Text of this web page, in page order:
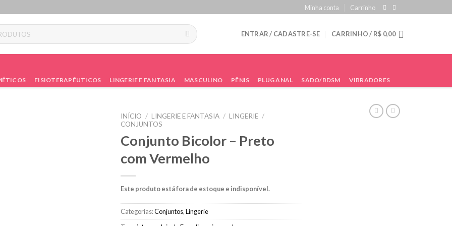
Minha conta Carrinho
ENTRAR / CADASTRE-SE CARRINHO / R$ 0,00
FISIOTERAPÊUTICOS LINGERIE E FANTASIA MASCULINO PÊNIS PLUG ANAL SADO/BDSM VIBRADORES
INÍCIO / LINGERIE E FANTASIA / LINGERIE /
CONJUNTOS
Conjunto Bicolor – Preto
com Vermelho
Este produto está fora de estoque e indisponível.
Categorias:Conjuntos,Lingerie